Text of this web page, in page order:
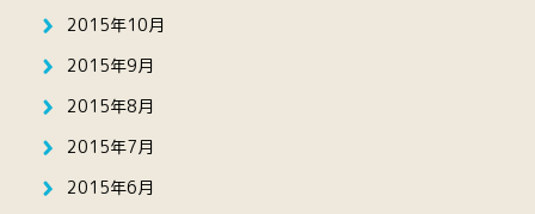
2015年10月
2015年9月
2015年8月
2015年7月
2015年6月